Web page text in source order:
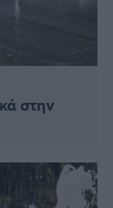
στην